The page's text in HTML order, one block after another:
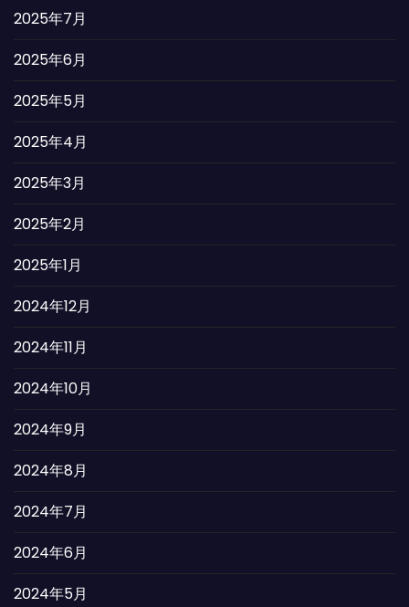
2025年7月
2025年6月
2025年5月
2025年4月
2025年3月
2025年2月
2025年1月
2024年12月
2024年11月
2024年10月
2024年9月
2024年8月
2024年7月
2024年6月
2024年5月